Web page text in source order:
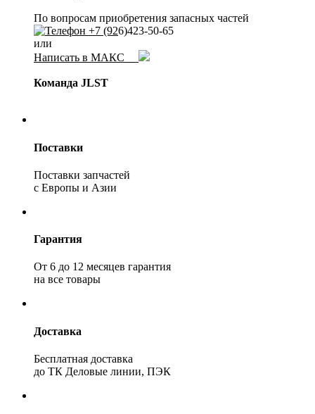
По вопросам приобретения запасных частей
+7 (926)423-50-65
или
Написать в МАКС
Команда JLST
Поставки
Поставки запчастей
с Европы и Азии
Гарантия
От 6 до 12 месяцев гарантия
на все товары
Доставка
Бесплатная доставка
до ТК Деловые линии, ПЭК